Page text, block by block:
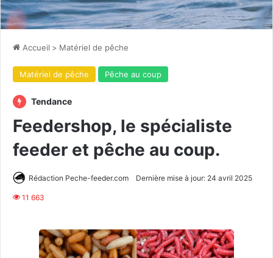
Accueil > Matériel de pêche
Matériel de pêche Pêche au coup
Tendance
Feedershop, le spécialiste
feeder et pêche au coup.
Rédaction Peche-feeder.com Dernière mise à jour: 24 avril 2025
11 663